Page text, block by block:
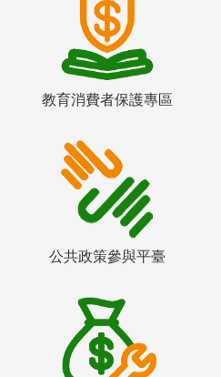
教育消費者保護專區
公共政策參與平臺